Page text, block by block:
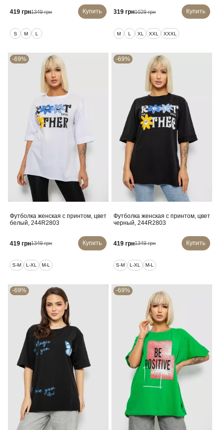
419 грн1349 грн Купить
S M L
319 грн1029 грн Купить
M L XL XXL XXXL
-69%
Футболка женская с принтом, цвет
белый, 244R2803
419 грн1349 грн Купить
S-M L-XL M-L
-69%
Футболка женская с принтом, цвет
черный, 244R2803
419 грн1349 грн Купить
S-M L-XL M-L
-69% -69%